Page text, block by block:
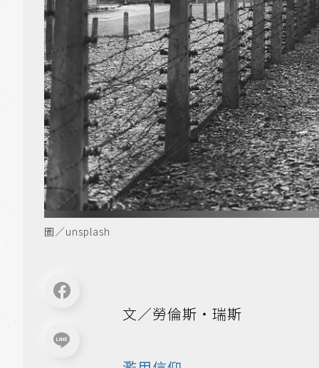
圖／unsplash
文／勞倫斯‧瑞斯